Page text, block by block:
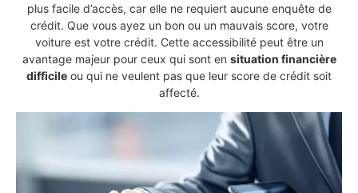
plus facile d’accès, car elle ne requiert aucune enquête de
crédit. Que vous ayez un bon ou un mauvais score, votre
voiture est votre crédit. Cette accessibilité peut être un
avantage majeur pour ceux qui sont en situation financière
difficile ou qui ne veulent pas que leur score de crédit soit
affecté.